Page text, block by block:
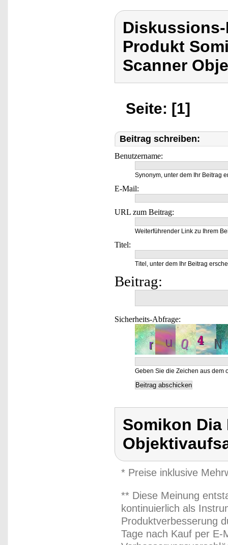
Produkt
Scanner
Seite: [1]
Beitrag schreiben:
Benutzername:
Synonym, unter dem Ihr Beitrag
E-Mail:
URL zum Beitrag:
Weiterführender Link zu Ihrem
Titel:
Titel, unter dem Ihr Beitrag
Beitrag:
Sicherheits-Abfrage:
Geben Sie die Zeichen aus dem
Somikon Dia
* Preise inklusive
** Diese Meinung
kontinuierlich als
Produktverbesserung
Tage nach Kauf per E-